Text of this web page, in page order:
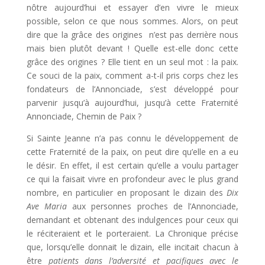
nôtre aujourd’hui et essayer d’en vivre le mieux
possible, selon ce que nous sommes. Alors, on peut
dire que la grâce des origines n’est pas derrière nous
mais bien plutôt devant ! Quelle est-elle donc cette
grâce des origines ? Elle tient en un seul mot : la paix.
Ce souci de la paix, comment a-t-il pris corps chez les
fondateurs de l’Annonciade, s’est développé pour
parvenir jusqu’à aujourd’hui, jusqu’à cette Fraternité
Annonciade, Chemin de Paix ?
Si Sainte Jeanne n’a pas connu le développement de
cette Fraternité de la paix, on peut dire qu’elle en a eu
le désir. En effet, il est certain qu’elle a voulu partager
ce qui la faisait vivre en profondeur avec le plus grand
nombre, en particulier en proposant le dizain desDix
Ave Maria aux personnes proches de l’Annonciade,
demandant et obtenant des indulgences pour ceux qui
le réciteraient et le porteraient. La Chronique précise
que, lorsqu’elle donnait le dizain, elle incitait chacun à
être patients dans l’adversité et pacifiques avec le